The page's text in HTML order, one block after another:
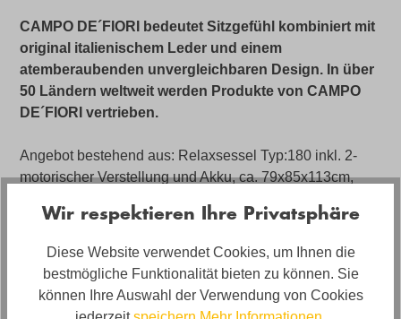
CAMPO DE´FIORI bedeutet Sitzgefühl kombiniert mit
original italienischem Leder und einem
atemberaubenden unvergleichbaren Design. In über
50 Ländern weltweit werden Produkte von CAMPO
DE´FIORI vertrieben.
Angebot bestehend aus: Relaxsessel Typ:180 inkl. 2-
motorischer Verstellung und Akku, ca. 79x85x113cm,
Artikelnummer
05960022WW.1
Wir respektieren Ihre Privatsphäre
Diese Website verwendet Cookies, um Ihnen die
bestmögliche Funktionalität bieten zu können. Sie
können Ihre Auswahl der Verwendung von Cookies